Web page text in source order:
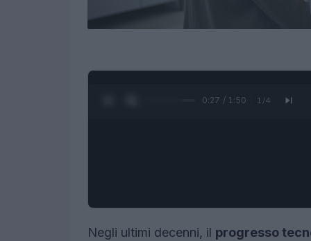
0:28 / 1:50 1 /4
Negli ultimi decenni, il progresso